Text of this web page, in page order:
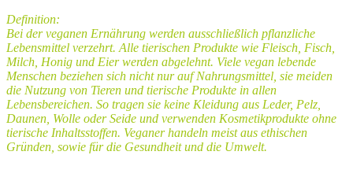
Definition:
Bei der veganen Ernährung werden ausschließlich pflanzliche
Lebensmittel verzehrt. Alle tierischen Produkte wie Fleisch, Fisch,
Milch, Honig und Eier werden abgelehnt. Viele vegan lebende
Menschen beziehen sich nicht nur auf Nahrungsmittel, sie meiden
die Nutzung von Tieren und tierische Produkte in allen
Lebensbereichen. So tragen sie keine Kleidung aus Leder, Pelz,
Daunen, Wolle oder Seide und verwenden Kosmetikprodukte ohne
tierische Inhaltsstoffen. Veganer handeln meist aus ethischen
Gründen, sowie fürdie Gesundheit und die Umwelt.